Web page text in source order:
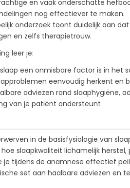
en vaak onderschatte
nog effectiever te maken.
onderzoek toont duidelijk aan
en zelfs therapietrouw.
leer je:
een onmisbare factor is in het
eenvoudig herkent en
adviezen rond slaaphygiëne,
van je patiënt ondersteunt
in de basisfysiologie van
hoe slaapkwaliteit lichamelijk
je tijdens de anamnese effectief
set aan haalbare adviezen en